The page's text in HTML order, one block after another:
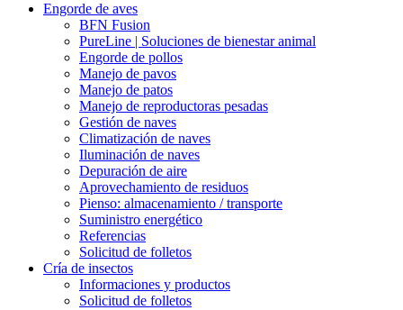
Engorde de aves
BFN Fusion
PureLine | Soluciones de bienestar animal
Engorde de pollos
Manejo de pavos
Manejo de patos
Manejo de reproductoras pesadas
Gestión de naves
Climatización de naves
Iluminación de naves
Depuración de aire
Aprovechamiento de residuos
Pienso: almacenamiento / transporte
Suministro energético
Referencias
Solicitud de folletos
Cría de insectos
Informaciones y productos
Solicitud de folletos